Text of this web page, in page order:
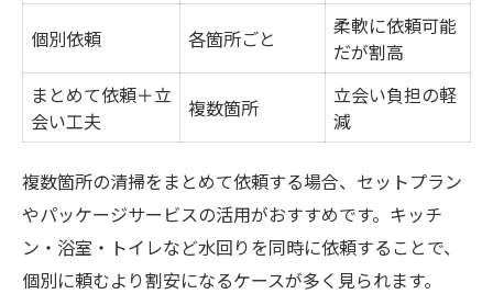
個別依頼 各箇所ごと
柔軟に依頼可能
だが割高
まとめて依頼＋立
会い工夫
複数箇所
立会い負担の軽
減
複数箇所の清掃をまとめて依頼する場合、セットプラン
やパッケージサービスの活用がおすすめです。キッチ
ン・浴室・トイレなど水回りを同時に依頼することで、
個別に頼むより割安になるケースが多く見られます。